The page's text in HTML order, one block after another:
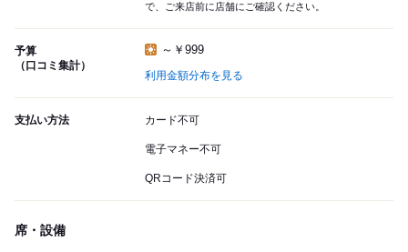
で、ご来店前に店舗にご確認ください。
予算
（口コミ集計）
～￥999
利用金額分布を見る
支払い方法 カード不可
電子マネー不可
QRコード決済可
席・設備